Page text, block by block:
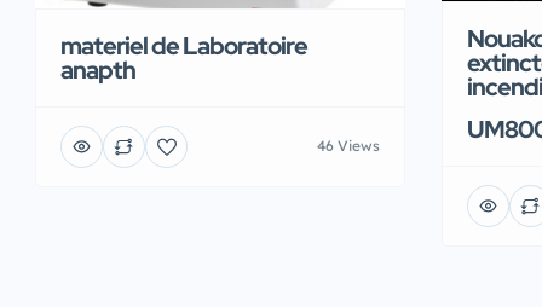
materiel de Laboratoire
anapth
46 Views